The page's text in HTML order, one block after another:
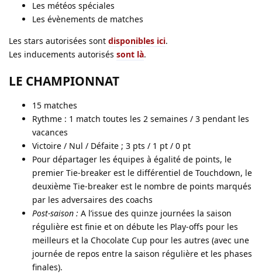
Les météos spéciales
Les évènements de matches
Les stars autorisées sont disponibles ici.
Les inducements autorisés sont là.
LE CHAMPIONNAT
15 matches
Rythme : 1 match toutes les 2 semaines / 3 pendant les
vacances
Victoire / Nul / Défaite ; 3 pts / 1 pt / 0 pt
Pour départager les équipes à égalité de points, le
premier Tie-breaker est le différentiel de Touchdown, le
deuxième Tie-breaker est le nombre de points marqués
par les adversaires des coachs
Post-saison : A l’issue des quinze journées la saison
régulière est finie et on débute les Play-offs pour les
meilleurs et la Chocolate Cup pour les autres (avec une
journée de repos entre la saison régulière et les phases
finales).